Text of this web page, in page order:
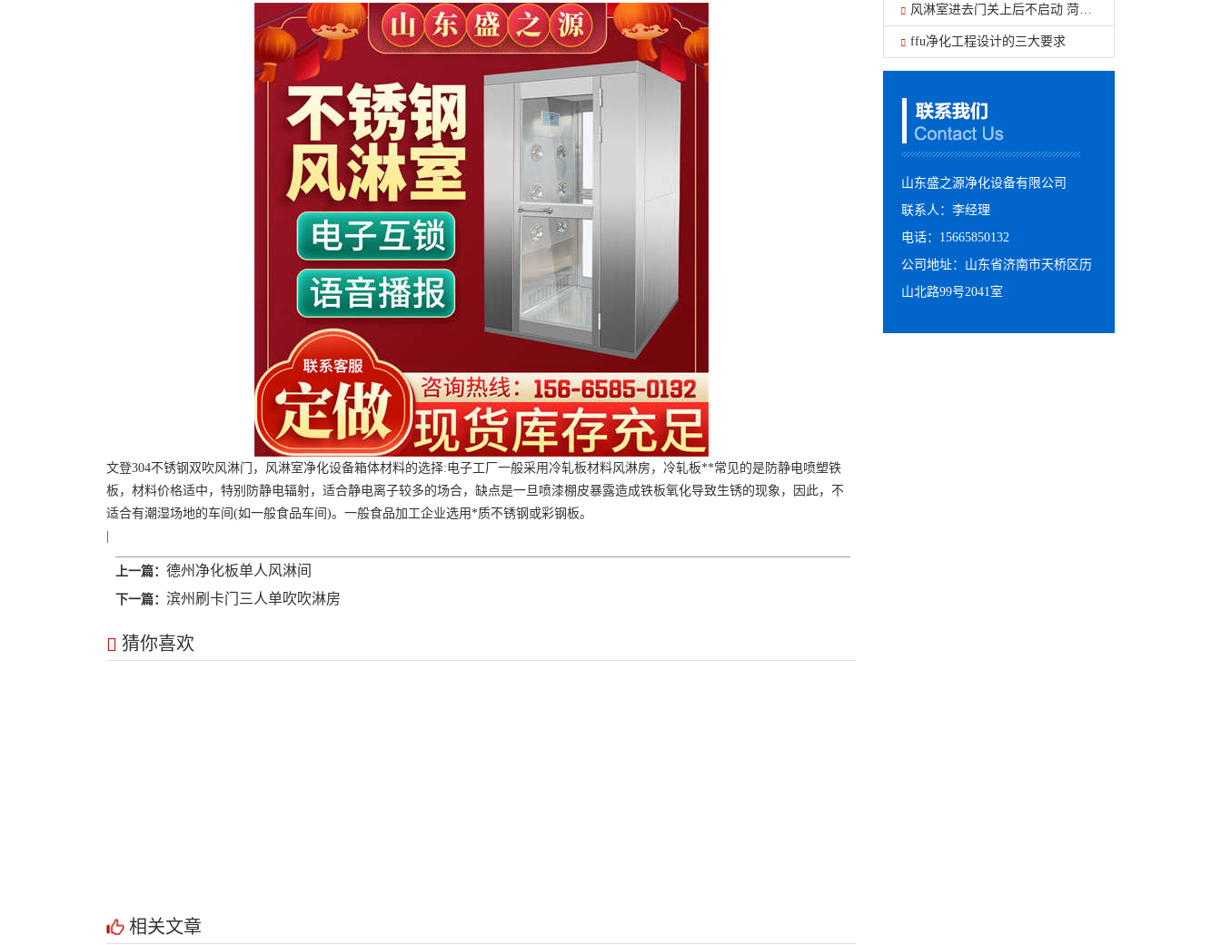
文登304不锈钢双吹风淋门，风淋室净化设备箱体材料的选择:电子工厂一般采用冷轧板材料风淋房，冷轧板**常见的是防静电喷塑铁
板，材料价格适中，特别防静电辐射，适合静电离子较多的场合，缺点是一旦喷漆棚皮暴露造成铁板氧化导致生锈的现象，因此，不
适合有潮湿场地的车间(如一般食品车间)。一般食品加工企业选用*质不锈钢或彩钢板。
上一篇： 德州净化板单人风淋间
下一篇： 滨州刷卡门三人单吹吹淋房
猜你喜欢
相关文章
风淋室进去门关上后不启动 菏泽单人风淋室
ffu净化工程设计的三大要求
山东盛之源净化设备有限公司
联系人：李经理
电话：15665850132
公司地址：山东省济南市天桥区历
山北路99号2041室